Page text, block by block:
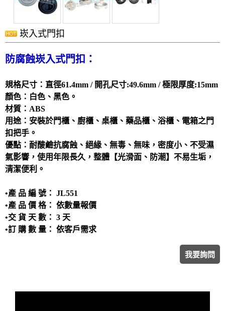
管路配置工程
耐酸鹼、防腐蝕設備、槽體、製品結構工程
除臭設備
電鍍設備
崁入式門扣
防腐蝕崁入式門扣：
規格尺寸：直徑61.4mm / 開孔尺寸:49.6mm / 極限厚度:15mm
顏色：白色、黑色。
材質：ABS
用途：安裝於門櫃、廚櫃、桌櫃、藥品櫃、浴櫃、電箱之門
扣把手。
優點：耐酸鹼抗腐蝕、絕緣、無毒、無味，密度小、不受濕
氣影響，使用年限長久，整體【光滑面、防潮】不易生垢，
清潔便利。
•產 品 編 號： JL551
•產 品 價 格： 依數量報價
•交 貨 天 數： 3 天
•訂 購 數 量： 依客戶需求
我要詢問